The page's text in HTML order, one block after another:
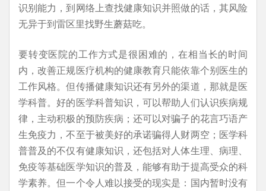
识别能力，到网络上查找健康知识并照做的话，其风险
无异于到雷区里找野生蘑菇吃。
要转变医院的工作方式是很困难的，在相当长的时间
内，改善正规医疗机构的健康教育只能依靠个别医生的
工作风格。但传播健康知识还有另外的渠道，那就是医
学科普。好的医学科普知识，可以帮助人们认识疾病规
律，主动积极的预防疾病；还可以对骗子的花言巧语产
生免疫力，不至于被美好的承诺骗得人财两空；医学科
普普及的不仅有健康知识，还包括对人体生理、病理、
免疫等基础医学知识的普及，能够有助于提高受众的科
学素养。但一个令人难以接受的现实是：国内暂时没有